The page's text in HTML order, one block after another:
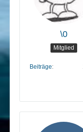
\0
Mitglied
Beiträge